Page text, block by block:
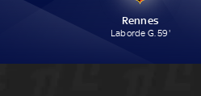
Rennes
Laborde G. 59'